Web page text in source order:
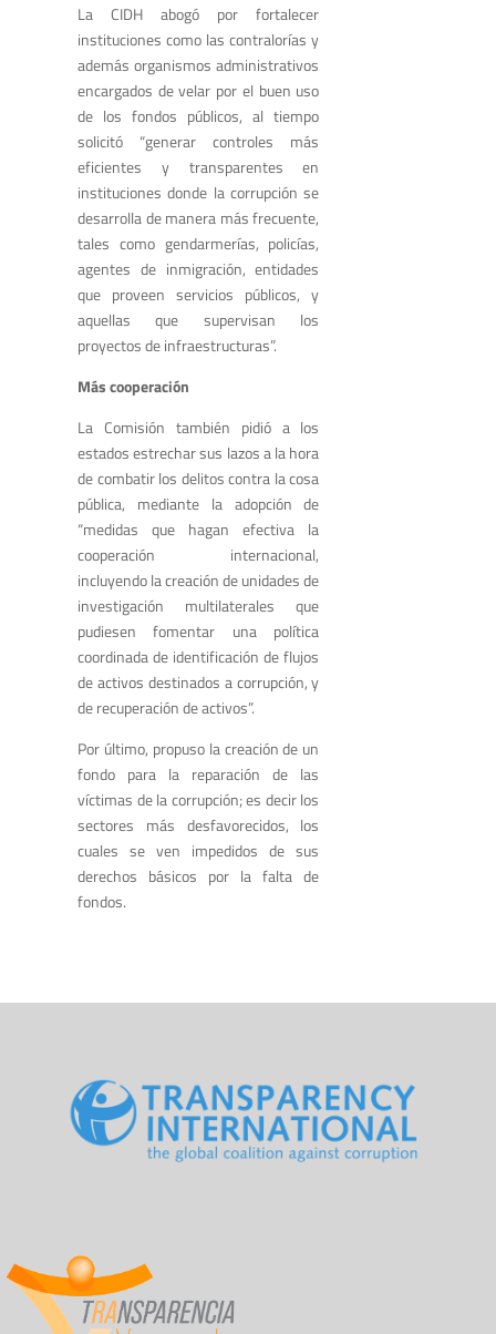
La CIDH abogó por fortalecer
instituciones como las contralorías y
además organismos administrativos
encargados de velar por el buen uso
de los fondos públicos, al tiempo
solicitó “generar controles más
eficientes y transparentes en
instituciones donde la corrupción se
desarrolla de manera más frecuente,
tales como gendarmerías, policías,
agentes de inmigración, entidades
que proveen servicios públicos, y
aquellas que supervisan los
proyectos de infraestructuras”.
Más cooperación
La Comisión también pidió a los
estados estrechar sus lazos a la hora
de combatir los delitos contra la cosa
pública, mediante la adopción de
“medidas que hagan efectiva la
cooperación internacional,
incluyendo la creación de unidades de
investigación multilaterales que
pudiesen fomentar una política
coordinada de identificación de flujos
de activos destinados a corrupción, y
de recuperación de activos”.
Por último, propuso la creación de un
fondo para la reparación de las
víctimas de la corrupción; es decir los
sectores más desfavorecidos, los
cuales se ven impedidos de sus
derechos básicos por la falta de
fondos.